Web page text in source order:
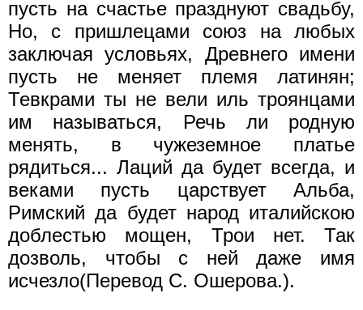
пусть на счастье празднуют свадьбу,
Но, с пришлецами союз на любых
заключая условьях, Древнего имени
пусть не меняет племя латинян;
Тевкрами ты не вели иль троянцами
им называться, Речь ли родную
менять, в чужеземное платье
рядиться... Лаций да будет всегда, и
веками пусть царствует Альба,
Римский да будет народ италийскою
доблестью мощен, Трои нет. Так
дозволь, чтобы с ней даже имя
исчезло(Перевод С. Ошерова.).